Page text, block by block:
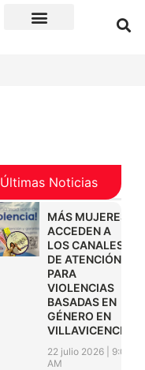
Últimas Noticias
MÁS MUJERES
ACCEDEN A
LOS CANALES
DE ATENCIÓN
PARA
VIOLENCIAS
BASADAS EN
GÉNERO EN
VILLAVICENCIO
22 julio 2026
9:01
AM